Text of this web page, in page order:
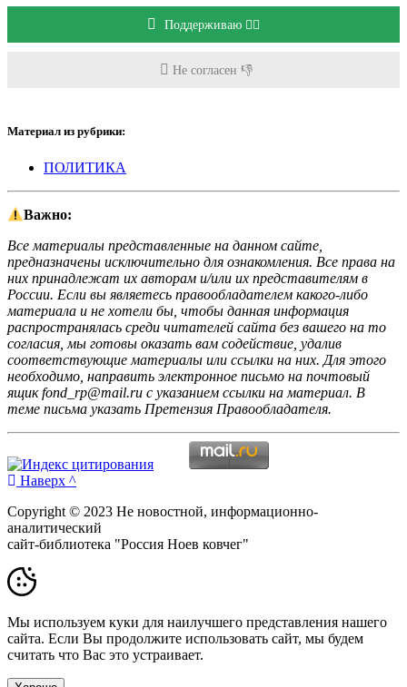
Поддерживаю 👍🏻
Не согласен 👎
Материал из рубрики:
ПОЛИТИКА
Важно:
Все материалы представленные на данном сайте,
предназначены исключительно для ознакомления. Все права на
них принадлежат их авторам и/или их представителям в
России. Если вы являетесь правообладателем какого-либо
материала и не хотели бы, чтобы данная информация
распространялась среди читателей сайта без вашего на то
согласия, мы готовы оказать вам содействие, удалив
соответствующие материалы или ссылки на них. Для этого
необходимо, направить электронное письмо на почтовый
ящик fond_rp@mail.ru с указанием ссылки на материал. В
теме письма указать Претензия Правообладателя.
Наверх ^
Copyright © 2023 Не новостной, информационно-
аналитический
сайт-библиотека "Россия Ноев ковчег"
Мы используем куки для наилучшего представления нашего
сайта. Если Вы продолжите использовать сайт, мы будем
считать что Вас это устраивает.